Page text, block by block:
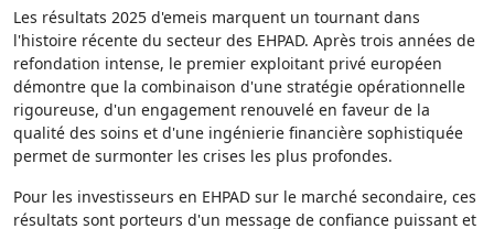
Les résultats 2025 d'emeis marquent un tournant dans
l'histoire récente du secteur des EHPAD. Après trois années de
refondation intense, le premier exploitant privé européen
démontre que la combinaison d'une stratégie opérationnelle
rigoureuse, d'un engagement renouvelé en faveur de la
qualité des soins et d'une ingénierie financière sophistiquée
permet de surmonter les crises les plus profondes.
Pour les investisseurs en EHPAD sur le marché secondaire, ces
résultats sont porteurs d'un message de confiance puissant et